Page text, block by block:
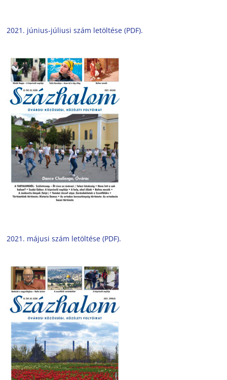
2021. június-júliusi szám letöltése (PDF).
2021. májusi szám letöltése (PDF).